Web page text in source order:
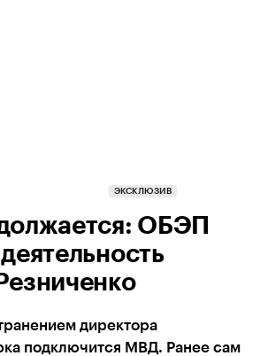
ЭКСКЛЮЗИВ
ОБЭП
директора
подключится МВД. Ранее сам